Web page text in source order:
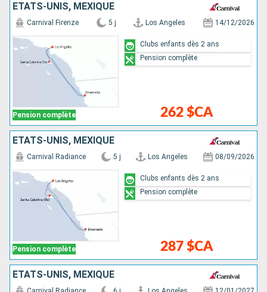
ÉTATS-UNIS, MEXIQUE
Pension complète
Carnival Firenze 5 j Los Angeles 14/12/2026
262 $CA
Clubs enfants dès 2 ans
Pension complète
ÉTATS-UNIS, MEXIQUE
Pension complète
Carnival Radiance 5 j Los Angeles 08/09/2026
287 $CA
Clubs enfants dès 2 ans
Pension complète
ÉTATS-UNIS, MEXIQUE